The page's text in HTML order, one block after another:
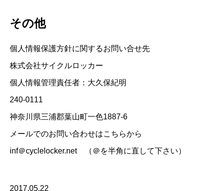
その他
個人情報保護方針に関するお問い合せ先
株式会社サイクルロッカー
個人情報管理責任者：大久保紀明
240-0111
神奈川県三浦郡葉山町一色1887-6
メールでのお問い合わせはこちらから
inf＠cyclelocker.net （＠を半角に直して下さい）
2017.05.22